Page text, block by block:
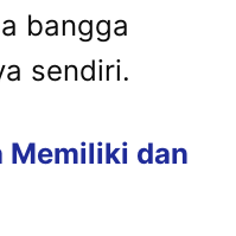
bangga
sendiri.
Memiliki dan